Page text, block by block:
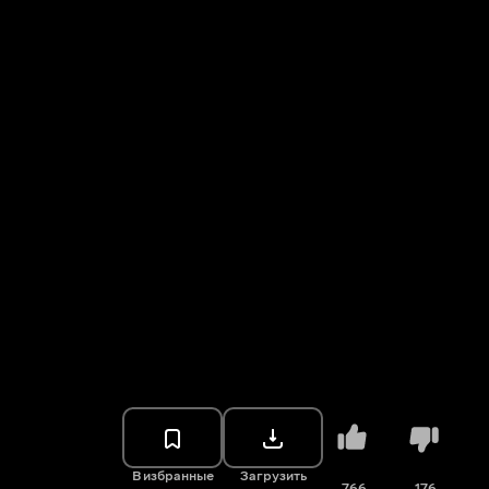
В избранные Загрузить